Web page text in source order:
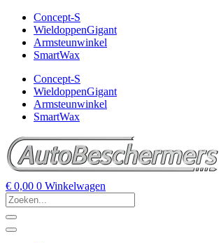
Concept-S
WieldoppenGigant
Armsteunwinkel
SmartWax
Concept-S
WieldoppenGigant
Armsteunwinkel
SmartWax
€ 0,00 0 Winkelwagen